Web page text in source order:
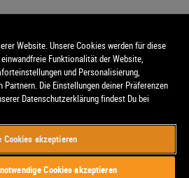
Website. Unsere Cookies werden für diese
Funktionalität der Website,
und Personalisierung,
Die Einstellungen deiner Präferenzen
Datenschutzerklärung findest Du bei
Cookies akzeptieren
Cookies akzeptieren